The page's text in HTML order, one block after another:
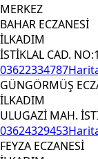
MERKEZ
BAHAR ECZANESİ
İLKADIM
İSTİKLAL CAD.
03622334787
GÜNGÖRMÜŞ
İLKADIM
ULUGAZİ MAH.
03624329453
FEYZA ECZANESİ